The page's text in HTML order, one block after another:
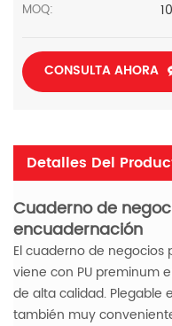
MOQ:
CONSULTA AHORA
Detalles Del
Cuaderno de
encuadernación
El cuaderno de
viene con PU preminum
de alta calidad. Plegable
también muy